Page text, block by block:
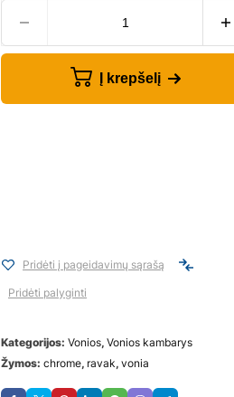
Į krepšelį
Pridėti į pageidavimų sąrašą
Pridėti palyginti
Kategorijos: Vonios, Vonios kambarys
Žymos: chrome, ravak, vonia